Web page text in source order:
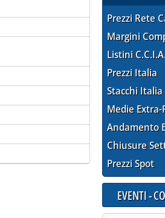
Prezzi Rete
Margini
Listini
Prezzi Italia
Stacchi Italia
Medie Extra-
Andamento
Chiusure
Prezzi Spot
EVENTI -